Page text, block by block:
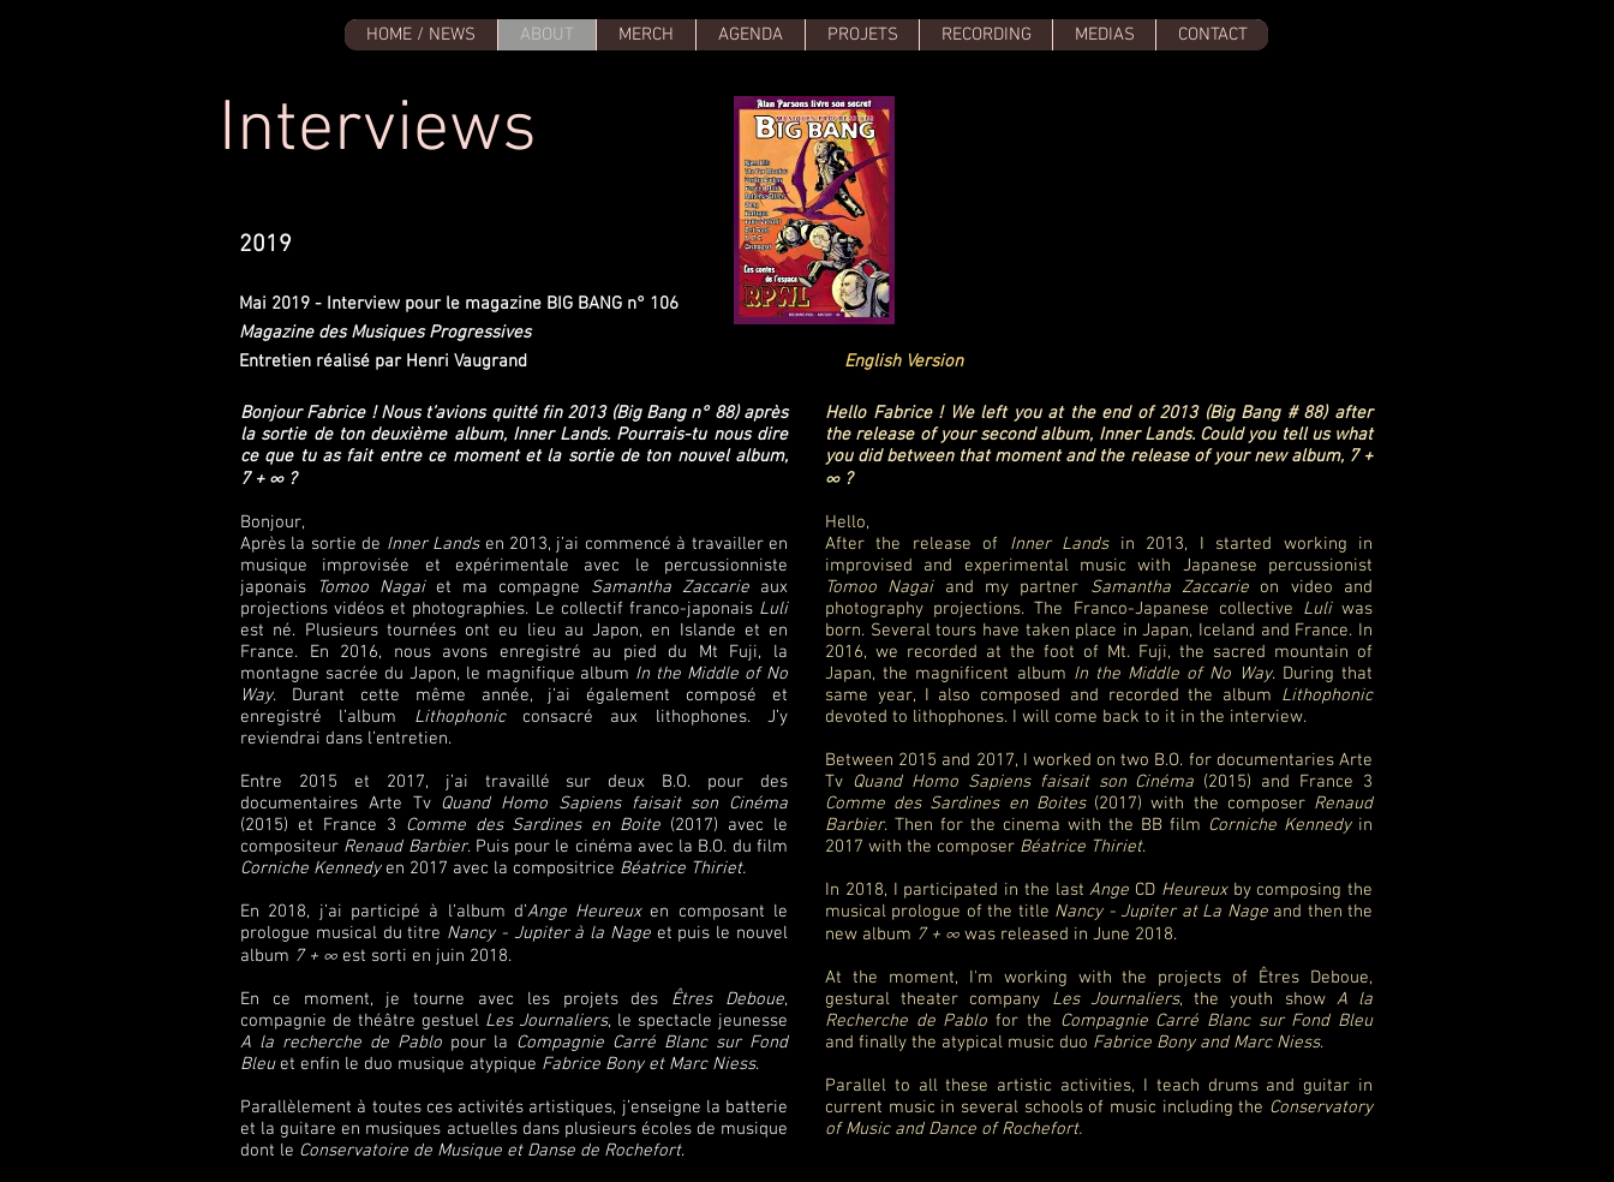
HOME / NEWS ABOUT MERCH AGENDA PROJETS RECORDING MEDIAS CONTACT
Interviews
2019
Mai 2019 - Interview pour le magazine BIG BANG n° 106
Magazine des Musiques Progressives
Entretien réalisé par Henri Vaugrand English Version
Bonjour Fabrice ! Nous t’avions quitté fin 2013 (Big Bang n° 88) après
la sortie de ton deuxième album, Inner Lands. Pourrais-tu nous dire
ce que tu as fait entre ce moment et la sortie de ton nouvel album,
7 + ∞ ?
Bonjour,
Après la sortie de Inner Landsen 2013, j’ai commencé à travailler en
musique improvisée et expérimentale avec le percussionniste
japonais
Tomoo Nagaiet ma compagne Samantha Zaccarie aux
projections vidéos et photographies. Le collectif franco-japonais Luli
est né. Plusieurs tournées ont eu lieu au Japon, en Islande et en
France. En 2016, nous avons enregistré au pied du Mt Fuji, la
montagne sacrée du Japon, le magnifique album In the Middle of No
Way. Durant cette même année, j’ai également composé et
enregistré l’album Lithophonicconsacré aux lithophones. J’y
reviendrai dans l’entretien.
Entre 2015 et 2017, j’ai travaillé sur deux B.O. pour des
documentaires Arte Tv Quand Homo Sapiens faisait son Cinéma
(2015) et France 3 Comme des Sardines en Boite (2017) avec le
compositeur Renaud Barbier. Puis pour le cinéma avec la B.O. du film
Corniche Kennedyen 2017 avec la compositrice Béatrice Thiriet.
En 2018, j’ai participé à l’album d’Ange Heureuxen composant le
prologue musical du titre Nancy - Jupiter à la Nageet puis le nouvel
album 7 + ∞ est sorti en juin 2018.
En ce moment, je tourne avec les projets des Êtres Deboue,
compagnie de théâtre gestuel Les Journaliers, le spectacle jeunesse
A la recherche de Pablopour la Compagnie Carré Blanc sur Fond
Bleuet enfin le duo musique atypique Fabrice Bony et Marc Niess.
Parallèlement à toutes ces activités artistiques, j’enseigne la batterie
et la guitare en musiques actuelles dans plusieurs écoles de musique
dont le Conservatoire de Musique et Danse de Rochefort.
Hello Fabrice ! We left you at the end of 2013 (Big Bang # 88) after
the release of your second album, Inner Lands. Could you tell us what
you did between that moment and the release of your new album, 7 +
∞ ?
Hello,
After the release of Inner Landsin 2013, I started working in
improvised and experimental music with Japanese percussionist
Tomoo Nagaiand my partner Samantha Zaccarie on video and
photography projections. The Franco-Japanese collective Luliwas
born. Several tours have taken place in Japan, Iceland and France. In
2016, we recorded at the foot of Mt. Fuji, the sacred mountain of
Japan, the magnificent album In the Middle of No Way. During that
same year, I also composed and recorded the album Lithophonic
devoted to lithophones. I will come back to it in the interview.
Between 2015 and 2017, I worked on two B.O. for documentaries Arte
Tv Quand Homo Sapiens faisait son Cinéma (2015) and France 3
Comme des Sardines en Boites(2017) with the composer Renaud
Barbier. Then for the cinema with the BB film Corniche Kennedyin
2017 with the composer Béatrice Thiriet.
In 2018, I participated in the lastAnge CD Heureuxby composing the
musical prologue of the title Nancy - Jupiter at La Nageand then the
new album 7 + ∞ was released in June 2018.
At the moment, I'm working with the projects of Êtres Deboue,
gestural theater company Les Journaliers, the youth show A la
Recherche de Pablo for the Compagnie Carré Blanc sur Fond Bleu
and finally the atypical music duo Fabrice Bony and Marc Niess.
Parallel to all these artistic activities, I teach drums and guitar in
current music in several schools of music including the Conservatory
of Music and Dance of Rochefort.